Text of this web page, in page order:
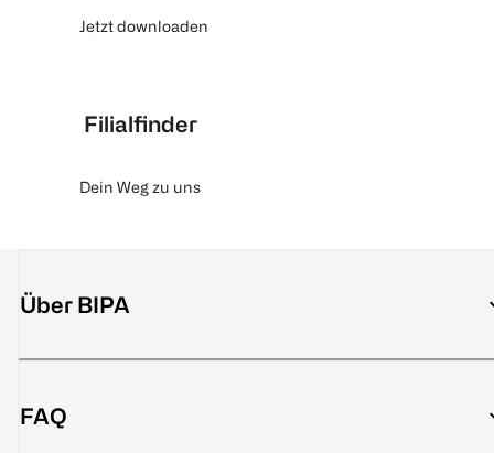
Jetzt downloaden
Filialfinder
Dein Weg zu uns
Über BIPA
FAQ